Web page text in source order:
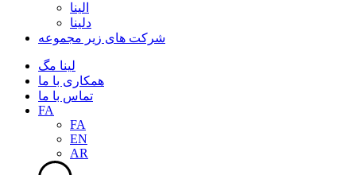
الینا
دلینا
شرکت های زیر مجموعه
لینا مگ
همکاری با ما
تماس با ما
FA
FA
EN
AR